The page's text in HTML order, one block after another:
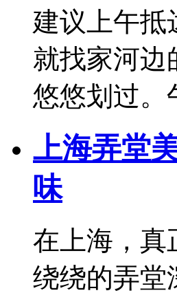
建议上午抵
就找家河边
悠悠划过。
上海弄堂
味
在上海，真
绕绕的弄堂